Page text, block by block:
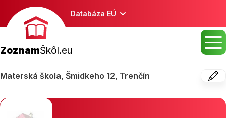
Databáza EÚ
ZoznamŠkôl.eu
Materská škola, Šmidkeho 12, Trenčín